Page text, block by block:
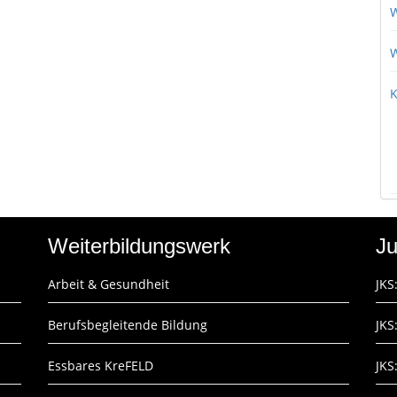
Weiterbildungswerk
Arbeit & Gesundheit
Berufsbegleitende Bildung
Essbares KreFELD